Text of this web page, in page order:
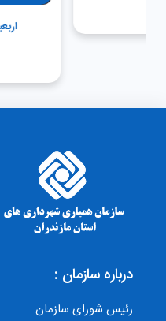
اربعین حسینی ؛
درباره سازمان :
رئیس شورای سازمان